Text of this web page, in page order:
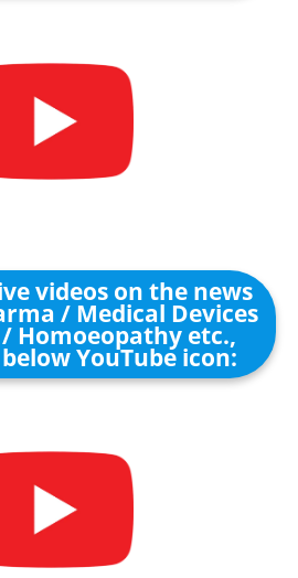
videos on the news
/ Medical Devices
Homoeopathy etc.,
YouTube icon: